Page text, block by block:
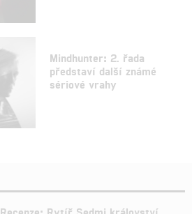
Mindhunter: 2. řada
představí další známé
sériové vrahy